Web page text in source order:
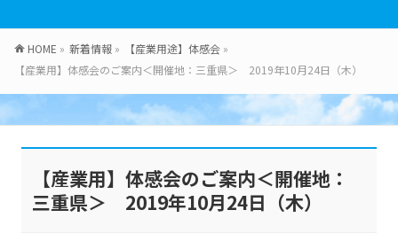
HOME » 新着情報 » 【産業用途】体感会 »
【産業用】体感会のご案内＜開催地：三重県＞ 2019年10月24日（木）
【産業用】体感会のご案内＜開催地：
三重県＞ 2019年10月24日（木）